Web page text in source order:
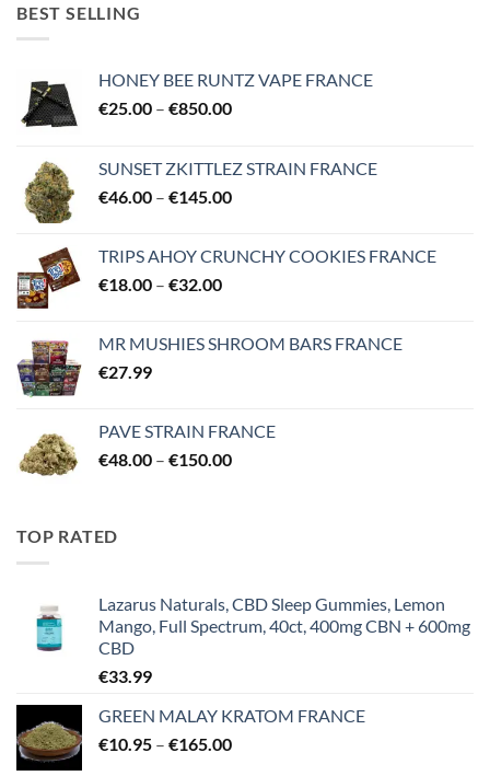
BEST SELLING
HONEY BEE RUNTZ VAPE FRANCE
€25.00 – €850.00Price
through
€850.00
SUNSET ZKITTLEZ STRAIN FRANCE
€46.00 – €145.00Price
through
TRIPS AHOY CRUNCHY COOKIES FRANCE
€18.00 – €32.00Price
through
MR MUSHIES SHROOM BARS FRANCE
€27.99
PAVE STRAIN FRANCE
€48.00 – €150.00Price
TOP RATED
Lazarus Naturals, CBD Sleep Gummies, Lemon
Mango, Full Spectrum, 40ct, 400mg CBN + 600mg
CBD
€33.99
GREEN MALAY KRATOM FRANCE
€10.95 – €165.00Price